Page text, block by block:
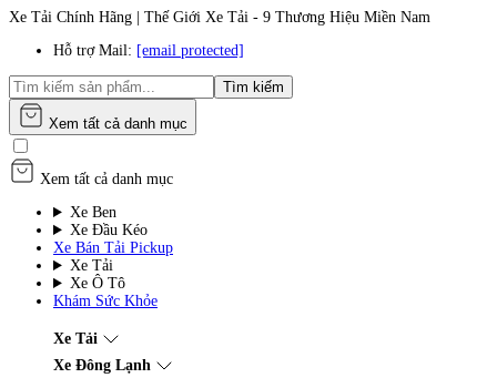
Xe Tải Chính Hãng | Thế Giới Xe Tải - 9 Thương Hiệu Miền Nam
Hỗ trợ Mail: [email protected]
Tìm kiếm
Xem tất cả danh mục
Xem tất cả danh mục
Xe Ben
Xe Đầu Kéo
Xe Bán Tải Pickup
Xe Tải
Xe Ô Tô
Khám Sức Khỏe
Xe Tải
Xe Đông Lạnh